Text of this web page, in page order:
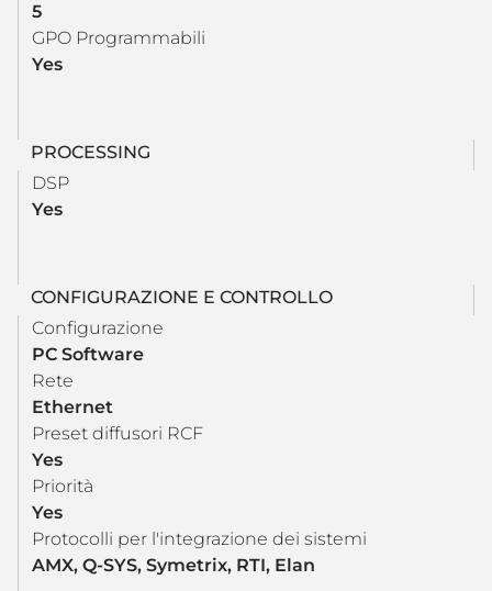
5
GPO Programmabili
Yes
PROCESSING
DSP
Yes
CONFIGURAZIONE E CONTROLLO
Configurazione
PC Software
Rete
Ethernet
Preset diffusori RCF
Yes
Priorità
Yes
Protocolli per l'integrazione dei sistemi
AMX, Q-SYS, Symetrix, RTI, Elan